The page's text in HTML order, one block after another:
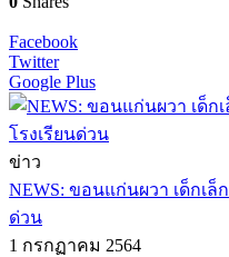
Facebook
Twitter
Google Plus
ข่าว
NEWS: ขอนแก่นผวา เด็กเล็
ด่วน
1 กรกฏาคม 2564